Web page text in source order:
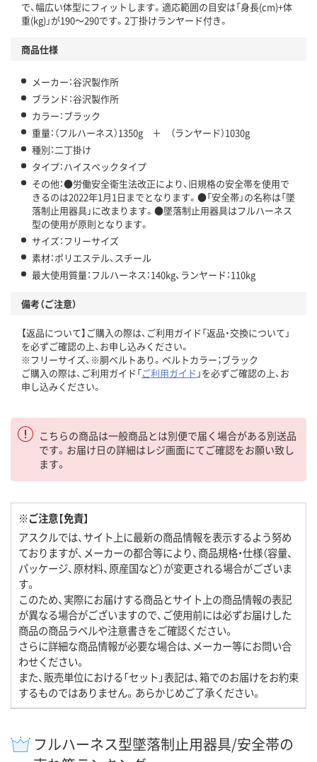
で、幅広い体型にフィットします。適応範囲の目安は「身長(cm)+体
重(kg)」が190～290です。2丁掛けランヤード付き。
商品仕様
メーカー：谷沢製作所
ブランド：谷沢製作所
カラー：ブラック
重量：（フルハーネス）1350g ＋ （ランヤード）1030g
種別：二丁掛け
タイプ：ハイスペックタイプ
その他：●労働安全衛生法改正により、旧規格の安全帯を使用で
きるのは2022年1月1日までとなります。●「安全帯」の名称は「墜
落制止用器具」に改まります。●墜落制止用器具はフルハーネス
型の使用が原則となります。
サイズ：フリーサイズ
素材：ポリエステル、スチール
最大使用質量：フルハーネス：140kg、ランヤード：110kg
備考（ご注意）
【返品について】ご購入の際は、ご利用ガイド「返品・交換について」
を必ずご確認の上、お申し込みください。
※フリーサイズ、※胴ベルトあり。ベルトカラー；ブラック
ご購入の際は、ご利用ガイド「ご利用ガイド 」を必ずご確認の上、お
申し込みください。
こちらの商品は一般商品とは別便で届く場合がある別送品
です。お届け日の詳細はレジ画面にてご確認をお願い致し
ます。
※ご注意【免責】
アスクルでは、サイト上に最新の商品情報を表示するよう努め
ておりますが、メーカーの都合等により、商品規格・仕様（容量、
パッケージ、原材料、原産国など）が変更される場合がございま
す。
このため、実際にお届けする商品とサイト上の商品情報の表記
が異なる場合がございますので、ご使用前には必ずお届けした
商品の商品ラベルや注意書きをご確認ください。
さらに詳細な商品情報が必要な場合は、メーカー等にお問い合
わせください。
また、販売単位における「セット」表記は、箱でのお届けをお約束
するものではありません。あらかじめご了承ください。
フルハーネス型墜落制止用器具/安全帯の